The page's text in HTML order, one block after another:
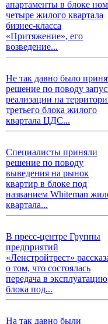
апартаменты в блоке
четыре жилого квартала
бизнес-класса
«Притяжение», его
возведение...
Не так давно было
решение по поводу
реализации на
третьего блока жилого
квартала ЦДС...
Специалисты приняли
решение по поводу
выведения на рынок
квартир в блоке под
названием Whiteman
квартала...
В пресс-центре Группы
предприятий
«Ленстройтрест»
о том, что состоялась
передача в эксплуатацию
блока под...
На так давно были